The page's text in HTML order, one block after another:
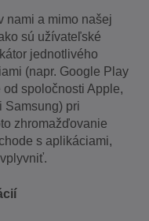
nami a mimo našej
sú užívateľské
jednotlivého
(napr. Google Play
spoločnosti Apple,
Samsung) pri
zhromažďovanie
s aplikáciami,